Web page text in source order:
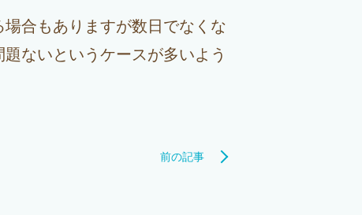
合もありますが数日でなくな
ないというケースが多いよう
前の記事